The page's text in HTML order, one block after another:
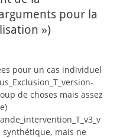
pour la
»)
pour un cas individuel
de choses mais assez
mais ne